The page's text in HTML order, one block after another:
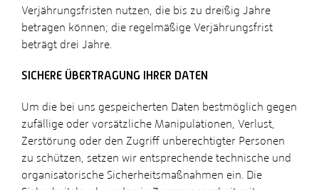
Verjährungsfristen nutzen, die bis zu dreißig Jahre
betragen können; die regelmäßige Verjährungsfrist
beträgt drei Jahre.
SICHERE ÜBERTRAGUNG IHRER DATEN
Um die bei uns gespeicherten Daten bestmöglich gegen
zufällige oder vorsätzliche Manipulationen, Verlust,
Zerstörung oder den Zugriff unberechtigter Personen
zu schützen, setzen wir entsprechende technische und
organisatorische Sicherheitsmaßnahmen ein. Die